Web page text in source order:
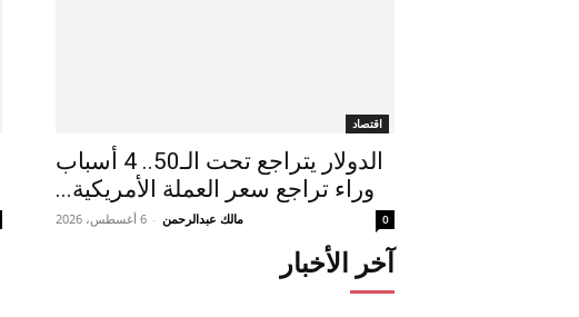
اقتصاد
الدولار يتراجع تحت الـ50.. 4 أسباب
وراء تراجع سعر العملة الأمريكية...
مالك عبدالرحمن - 6 أغسطس، 2026 0
آخر الأخبار